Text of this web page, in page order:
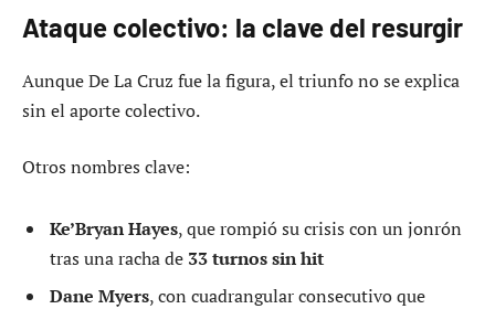
Ataque colectivo: la clave del resurgir
Aunque De La Cruz fue la figura, el triunfo no se explica
sin el aporte colectivo.
Otros nombres clave:
Ke’Bryan Hayes, que rompió su crisis con un jonrón
tras una racha de 33 turnos sin hit
Dane Myers, con cuadrangular consecutivo que